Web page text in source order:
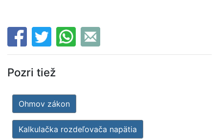
Pozri tiež
Ohmov zákon
Kalkulačka rozdeľovača napätia